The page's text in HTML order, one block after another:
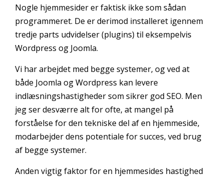
Nogle hjemmesider er faktisk ikke som sådan
programmeret. De er derimod installeret igennem
tredje parts udvidelser (plugins) til eksempelvis
Wordpress og Joomla.
Vi har arbejdet med begge systemer, og ved at
både Joomla og Wordpress kan levere
indlæsningshastigheder som sikrer god SEO. Men
jeg ser desværre alt for ofte, at mangel på
forståelse for den tekniske del af en hjemmeside,
modarbejder dens potentiale for succes, ved brug
af begge systemer.
Anden vigtig faktor for en hjemmesides hastighed